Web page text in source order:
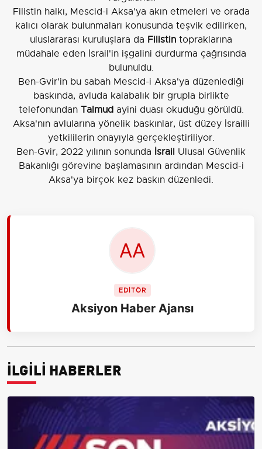
Filistin halkı, Mescid-i Aksa'ya akın etmeleri ve orada
kalıcı olarak bulunmaları konusunda teşvik edilirken,
uluslararası kuruluşlara da Filistin topraklarına
müdahale eden İsrail'in işgalini durdurma çağrısında
bulunuldu.
Ben-Gvir'in bu sabah Mescid-i Aksa'ya düzenlediği
baskında, avluda kalabalık bir grupla birlikte
telefonundan Talmudayini duası okuduğu görüldü.
Aksa'nın avlularına yönelik baskınlar, üst düzey İsrailli
yetkililerin onayıyla gerçekleştiriliyor.
Ben-Gvir, 2022 yılının sonunda İsrail Ulusal Güvenlik
Bakanlığı görevine başlamasının ardından Mescid-i
Aksa'ya birçok kez baskın düzenledi.
EDİTÖR
Aksiyon Haber Ajansı
İLGİLİ HABERLER